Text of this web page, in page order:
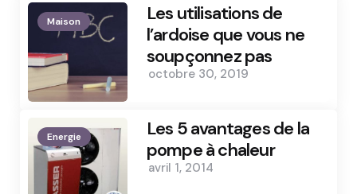
Maison
Les utilisations de
l’ardoise que vous ne
soupçonnez pas
octobre 30, 2019
Energie
Les 5 avantages de la
pompe à chaleur
avril 1, 2014